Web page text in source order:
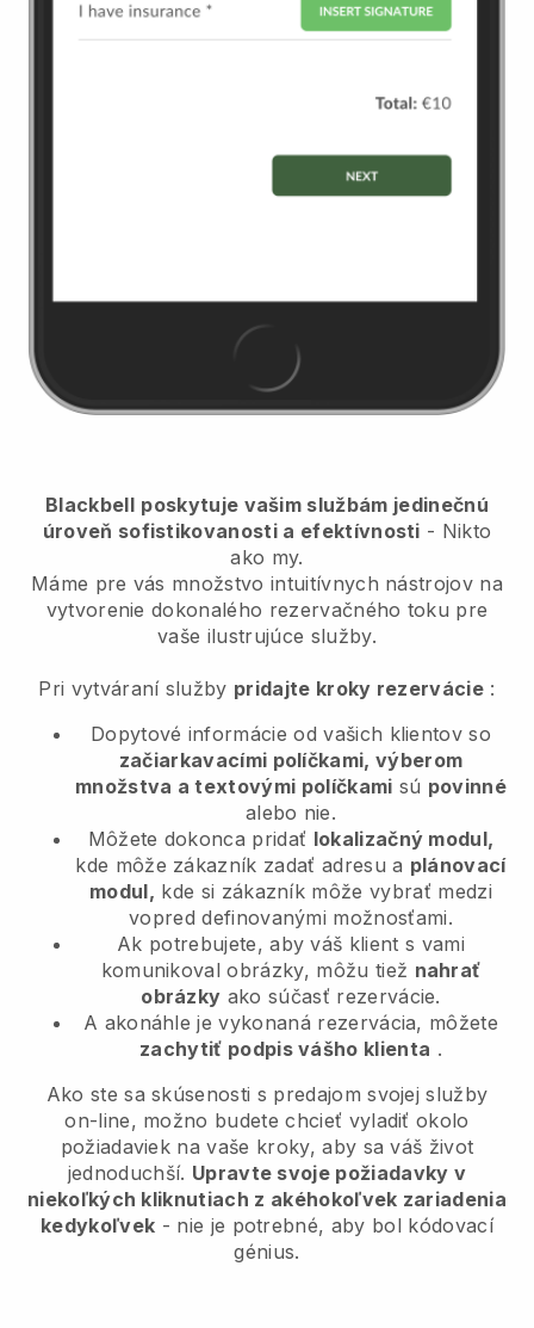
Blackbell poskytuje vašim službám jedinečnú
úroveň sofistikovanosti a efektívnosti - Nikto
ako my.
Máme pre vás množstvo intuitívnych nástrojov na
vytvorenie dokonalého rezervačného toku pre
vaše ilustrujúce služby.
Pri vytváraní služby pridajte kroky rezervácie :
Dopytové informácie od vašich klientov so
začiarkavacími políčkami, výberom
množstva a textovými políčkami sú povinné
alebo nie.
Môžete dokonca pridať lokalizačný modul,
kde môže zákazník zadať adresu a plánovací
modul, kde si zákazník môže vybrať medzi
vopred definovanými možnosťami.
Ak potrebujete, aby váš klient s vami
komunikoval obrázky, môžu tiež nahrať
obrázky ako súčasť rezervácie.
A akonáhle je vykonaná rezervácia, môžete
zachytiť podpis vášho klienta .
Ako ste sa skúsenosti s predajom svojej služby
on-line, možno budete chcieť vyladiť okolo
požiadaviek na vaše kroky, aby sa váš život
jednoduchší. Upravte svoje požiadavky v
niekoľkých kliknutiach z akéhokoľvek zariadenia
kedykoľvek - nie je potrebné, aby bol kódovací
génius.